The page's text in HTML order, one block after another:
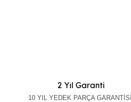
2 Yıl Garanti
10 YIL YEDEK PARÇA GARANTİSİ